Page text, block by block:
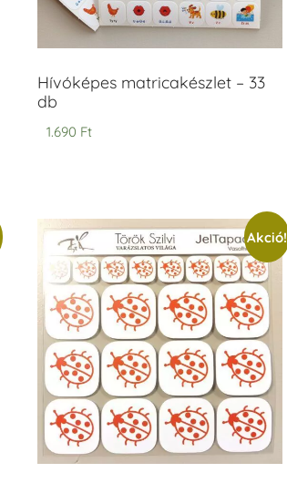
Hívóképes matricakészlet – 33
db
1.690 Ft
Akció!